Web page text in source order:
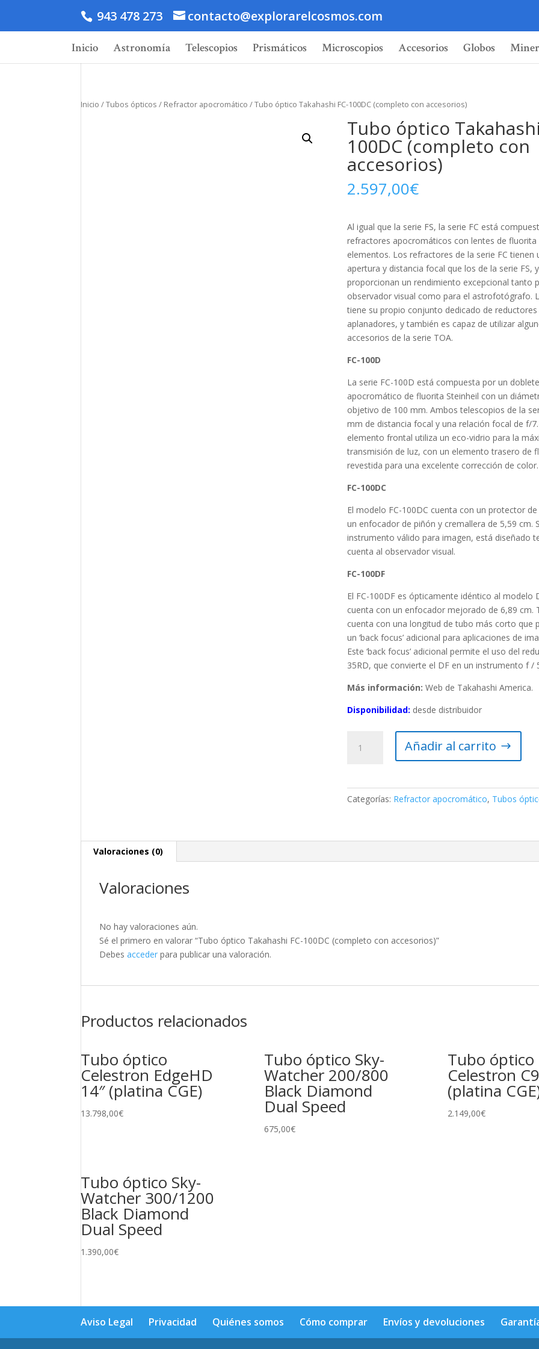
943 478 273 contacto@explorarelcosmos.com
Inicio Astronomía Telescopios Prismáticos Microscopios Accesorios Globos
Inicio /Tubos ópticos / Refractor apocromático / Tubo óptico Takahashi FC-100DC (completo con accesorios)
Tubo óptico
100DC (completo con
accesorios)
2.597,00€
Al igual que la serie FS, la serie FC está
refractores apocromáticos con lentes de fluorita
elementos. Los refractores de la serie FC tienen
apertura y distancia focal que los de la serie FS, y
proporcionan un rendimiento excepcional tanto
observador visual como para el astrofotógrafo.
tiene su propio conjunto dedicado de reductores
aplanadores, y también es capaz de utilizar
accesorios de la serie TOA.
FC-100D
La serie FC-100D está compuesta por un doblete
apocromático de fluorita Steinheil con un
objetivo de 100 mm. Ambos telescopios de la
mm de distancia focal y una relación focal de f/
elemento frontal utiliza un eco-vidrio para la
transmisión de luz, con un elemento trasero de
revestida para una excelente corrección de color.
FC-100DC
El modelo FC-100DC cuenta con un protector
un enfocador de piñón y cremallera de 5,59 cm.
instrumento válido para imagen, está diseñado
cuenta al observador visual.
FC-100DF
El FC-100DF es ópticamente idéntico al modelo
cuenta con un enfocador mejorado de 6,89 cm.
cuenta con una longitud de tubo más corto que
un ‘back focus’ adicional para aplicaciones de
Este ‘back focus’ adicional permite el uso del
35RD, que convierte el DF en un instrumento f /
Más información: Web de Takahashi America.
Disponibilidad: desde distribuidor
óptico
(completo
Añadir al carrito
Categorías: Refractor apocromático, Tubos
Valoraciones (0)
Valoraciones
No hay valoraciones aún.
Sé el primero en valorar “Tubo óptico Takahashi FC-100DC (completo con accesorios)”
Debesacceder para publicar una valoración.
Productos relacionados
Tubo óptico
Celestron EdgeHD
14″ (platina CGE)
13.798,00€
Tubo óptico Sky-
Watcher 200/800
Black Diamond
Dual Speed
675,00€
Tubo óptico
Celestron
(platina
2.149,00€
Tubo óptico Sky-
Watcher 300/1200
Black Diamond
Dual Speed
1.390,00€
Aviso Legal Privacidad Quiénes somos Cómo comprar Envíos y devoluciones